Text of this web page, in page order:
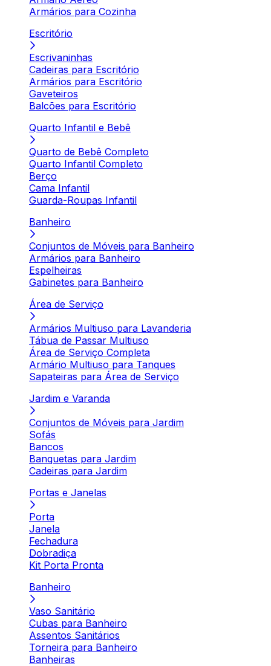
Armários para Cozinha
Escritório
Escrivaninhas
Cadeiras para Escritório
Armários para Escritório
Gaveteiros
Balcões para Escritório
Quarto Infantil e Bebê
Quarto de Bebê Completo
Quarto Infantil Completo
Berço
Cama Infantil
Guarda-Roupas Infantil
Banheiro
Conjuntos de Móveis para Banheiro
Armários para Banheiro
Espelheiras
Gabinetes para Banheiro
Área de Serviço
Armários Multiuso para Lavanderia
Tábua de Passar Multiuso
Área de Serviço Completa
Armário Multiuso para Tanques
Sapateiras para Área de Serviço
Jardim e Varanda
Conjuntos de Móveis para Jardim
Sofás
Bancos
Banquetas para Jardim
Cadeiras para Jardim
Portas e Janelas
Porta
Janela
Fechadura
Dobradiça
Kit Porta Pronta
Banheiro
Vaso Sanitário
Cubas para Banheiro
Assentos Sanitários
Torneira para Banheiro
Banheiras